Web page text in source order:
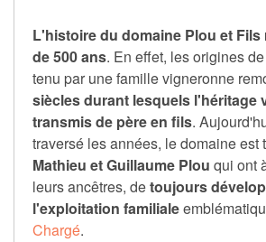
L'histoire du domaine Plou et Fils
de 500 ans. En effet, les origines
tenu par une famille vigneronne
siècles durant lesquels l'héritage
transmis de père en fils.
traversé les années, le domaine est
Mathieu et Guillaume Plou qui ont
leurs ancêtres, detoujours
l'exploitation familiale
Chargé.